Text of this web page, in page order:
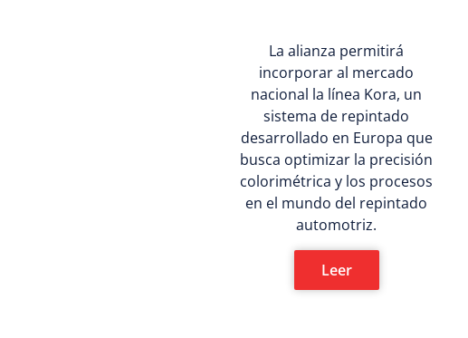
La alianza permitirá
incorporar al mercado
nacional la línea Kora, un
sistema de repintado
desarrollado en Europa que
busca optimizar la precisión
colorimétrica y los procesos
en el mundo del repintado
automotriz.
Leer